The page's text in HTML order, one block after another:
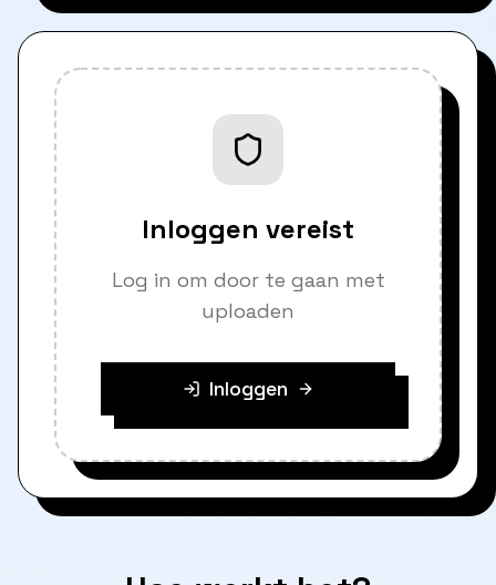
Inloggen vereist
Log in om door te gaan met
uploaden
Inloggen